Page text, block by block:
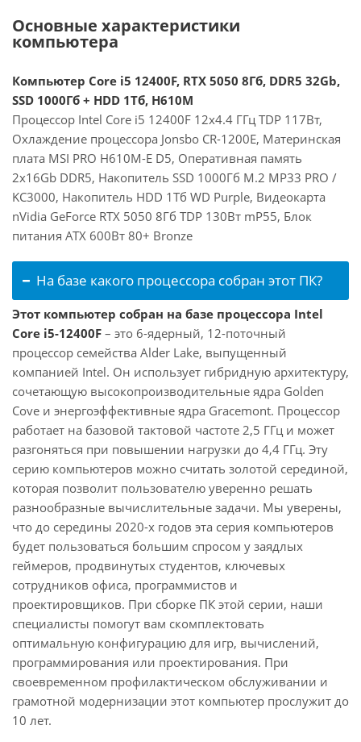
Основные характеристики
компьютера
Компьютер Core i5 12400F, RTX 5050 8Гб, DDR5 32Gb,
SSD 1000Гб + HDD 1Тб, H610M
Процессор Intel Core i5 12400F 12x4.4 ГГц TDP 117Вт,
Охлаждение процессора Jonsbo CR-1200E, Материнская
плата MSI PRO H610M-E D5, Оперативная память
2x16Gb DDR5, Накопитель SSD 1000Гб M.2 MP33 PRO /
KC3000, Накопитель HDD 1Тб WD Purple, Видеокарта
nVidia GeForce RTX 5050 8Гб TDP 130Вт mP55, Блок
питания ATX 600Вт 80+ Bronze
На базе какого процессора собран этот ПК?
Этот компьютер собран на базе процессора Intel
Core i5-12400F – это 6-ядерный, 12-поточный
процессор семейства Alder Lake, выпущенный
компанией Intel. Он использует гибридную архитектуру,
сочетающую высокопроизводительные ядра Golden
Cove и энергоэффективные ядра Gracemont. Процессор
работает на базовой тактовой частоте 2,5 ГГц и может
разгоняться при повышении нагрузки до 4,4 ГГц. Эту
серию компьютеров можно считать золотой серединой,
которая позволит пользователю уверенно решать
разнообразные вычислительные задачи. Мы уверены,
что до середины 2020-х годов эта серия компьютеров
будет пользоваться большим спросом у заядлых
геймеров, продвинутых студентов, ключевых
сотрудников офиса, программистов и
проектировщиков. При сборке ПК этой серии, наши
специалисты помогут вам скомплектовать
оптимальную конфигурацию для игр, вычислений,
программирования или проектирования. При
своевременном профилактическом обслуживании и
грамотной модернизации этот компьютер прослужит до
10 лет.